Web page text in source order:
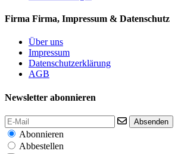
Firma Firma, Impressum & Datenschutz
Über uns
Impressum
Datenschutzerklärung
AGB
Newsletter abonnieren
Absenden
Abonnieren
Abbestellen